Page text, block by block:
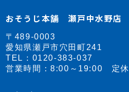
おそうじ本舗 瀬戸中水野店
〒489-0003
愛知県瀬戸市穴田町241
TEL： 0120-383-037
営業時間：8:00～19:00 定休